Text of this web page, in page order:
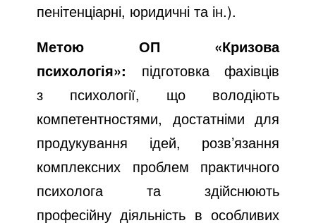
пенітенціарні, юридичні та ін.).
Метою ОП «Кризова
психологія»: підготовка фахівців
з психології, що володіють
компетентностями, достатніми для
продукування ідей, розв’язання
комплексних проблем практичного
психолога та здійснюють
професійну діяльність в особливих